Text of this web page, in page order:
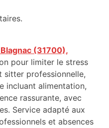
(31700),
pour limiter le stress
sitter professionnelle,
incluant alimentation,
rassurante, avec
Service adapté aux
et absences